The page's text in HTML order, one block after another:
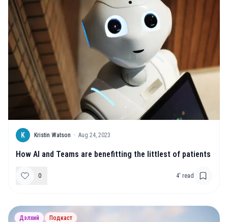
K Kristin Watson · Aug 24, 2023
How AI and Teams are benefitting the littlest of patients
0 4' read
Дэлхий Подкаст